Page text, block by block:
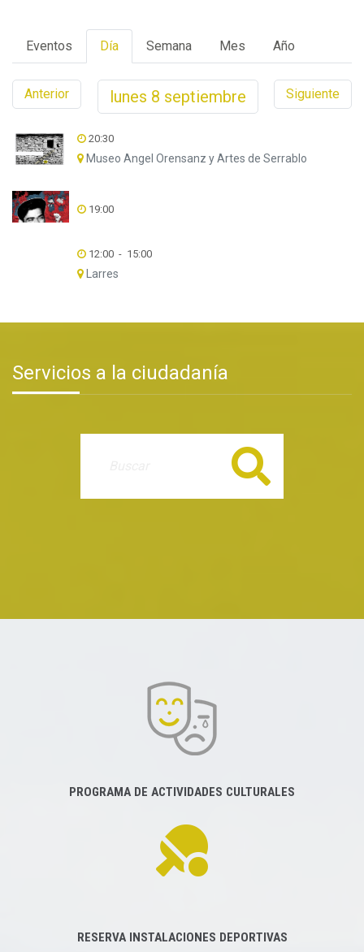
Eventos Día Semana Mes Año
Anterior lunes 8 septiembre Siguiente
20:30
Museo Angel Orensanz y Artes de Serrablo
19:00
12:00 - 15:00
Larres
Servicios a la ciudadanía
Buscar
PROGRAMA DE ACTIVIDADES CULTURALES
RESERVA INSTALACIONES DEPORTIVAS